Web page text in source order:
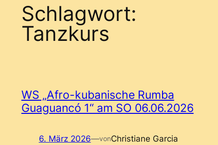
Schlagwort:
Tanzkurs
WS „Afro-kubanische Rumba
Guaguancó 1“ am SO 06.06.2026
6. März 2026—vonChristiane Garcia